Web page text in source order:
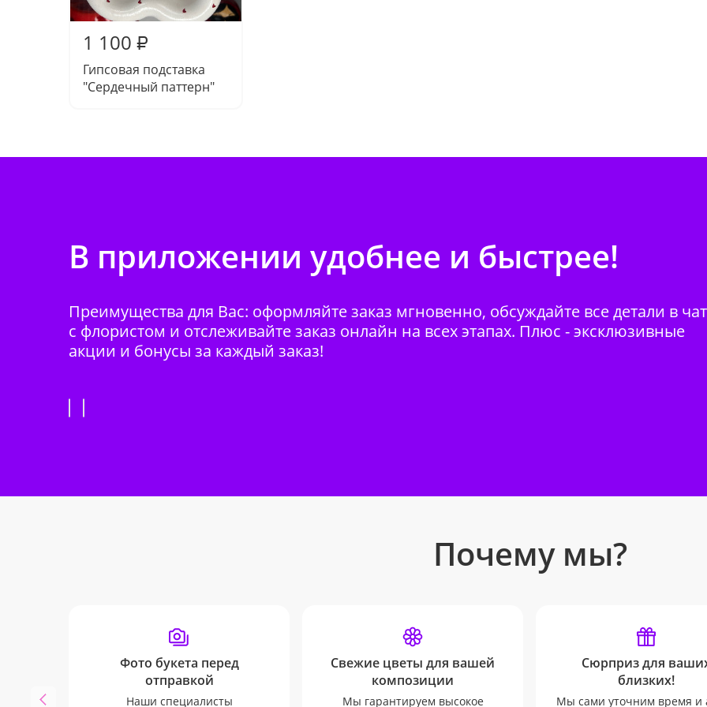
1 100 ₽
Гипсовая подставка
"Сердечный паттерн"
В приложении удобнее и быстрее!
Преимущества для Вас: оформляйте заказ мгновенно, обсуждайте все детали в
с флористом и отслеживайте заказ онлайн на всех этапах. Плюс - эксклюзивные
акции и бонусы за каждый заказ!
Почему мы?
Фото букета перед
отправкой
Наши специалисты
Свежие цветы для вашей
композиции
Мы гарантируем высокое
Сюрприз для
близких!
Мы сами уточним время и